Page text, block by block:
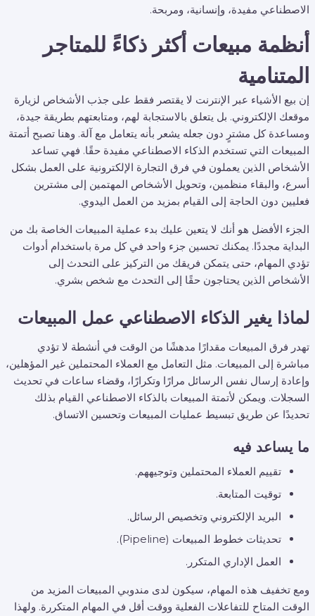
الاصطناعي مفيدة، وإنسانية، ومربحة.
أنظمة مبيعات أكثر ذكاءً للمتاجر
المتنامية
إن بيع الأشياء عبر الإنترنت لا يقتصر فقط على جذب الأشخاص لزيارة
موقعك الإلكتروني. بل يتعلق بالاستجابة لهم، ومتابعتهم بطريقة جيدة،
ومساعدة كل مشترٍ دون جعله يشعر بأنه يتعامل مع آلة. وهنا تصبح أتمتة
المبيعات التي تستخدم الذكاء الاصطناعي مفيدة حقًا. فهي تساعد
الأشخاص الذين يعملون في فرق التجارة الإلكترونية على العمل بشكل
أسرع، والبقاء منظمين، وتحويل الأشخاص المهتمين إلى مشترين
فعليين دون الحاجة إلى القيام بمزيد من العمل اليدوي.
الجزء الأفضل هو أنك لا يتعين عليك بدء عملية المبيعات الخاصة بك من
البداية مجددًا. يمكنك تحسين جزء واحد في كل مرة باستخدام أدوات
تؤدي المهام، حتى يتمكن فريقك من التركيز على التحدث إلى
الأشخاص الذين يحتاجون حقًا إلى التحدث مع شخص بشري.
لماذا يغير الذكاء الاصطناعي عمل المبيعات
تهدر فرق المبيعات مقدارًا مدهشًا من الوقت في أنشطة لا تؤدي
مباشرة إلى المبيعات. مثل التعامل مع العملاء المحتملين غير المؤهلين،
وإعادة إرسال نفس الرسائل مرارًا وتكرارًا، وقضاء ساعات في تحديث
السجلات. ويمكن لأتمتة المبيعات بالذكاء الاصطناعي القيام بذلك
تحديدًا عن طريق تبسيط عمليات المبيعات وتحسين الاتساق.
ما يساعد فيه
تقييم العملاء المحتملين وتوجيههم.
توقيت المتابعة.
البريد الإلكتروني وتخصيص الرسائل.
تحديثات خطوط المبيعات (Pipeline).
العمل الإداري المتكرر.
ومع تخفيف هذه المهام، سيكون لدى مندوبي المبيعات المزيد من
الوقت المتاح للتفاعلات الفعلية ووقت أقل في المهام المتكررة. ولهذا